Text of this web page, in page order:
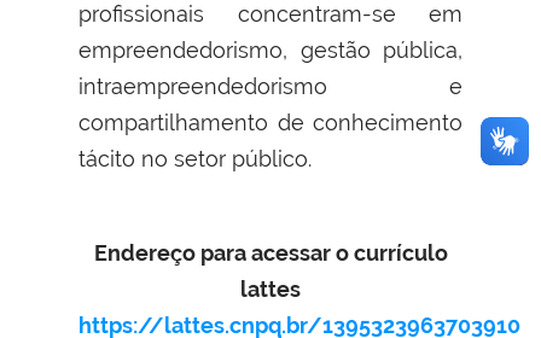
profissionais concentram-se em
empreendedorismo, gestão pública,
intraempreendedorismo e
compartilhamento de conhecimento
tácito no setor público.
Endereço para acessar o currículo
lattes
https://lattes.cnpq.br/1395323963703910